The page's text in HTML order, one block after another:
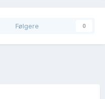
Følgere 0